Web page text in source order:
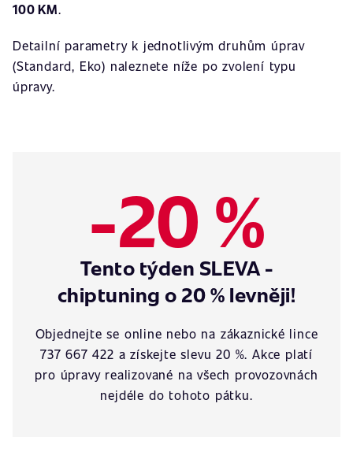
100 KM.
Detailní parametry k jednotlivým druhům úprav
(Standard, Eko) naleznete níže po zvolení typu
úpravy.
-20 %
Tento týden SLEVA -
chiptuning o 20 % levněji!
Objednejte se online nebo na zákaznické lince
737 667 422 a získejte slevu 20 %. Akce platí
pro úpravy realizované na všech provozovnách
nejdéle do tohoto pátku.